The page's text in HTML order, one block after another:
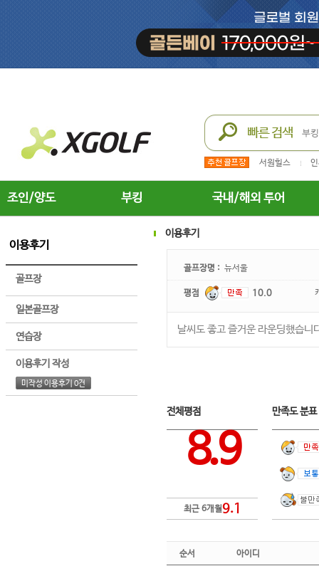
서원힐스
조인/양도 부킹 국내/해외 투어
이용후기
골프장
일본골프장
연습장
이용후기 작성
미작성 이용후기 0건
이용후기
골프장명 : 뉴서울
평점 10.0
날씨도 좋고 즐거운 라운딩했습니
전체평점
8.9
최근 6개월9.1
만족도 분
순서 아이디